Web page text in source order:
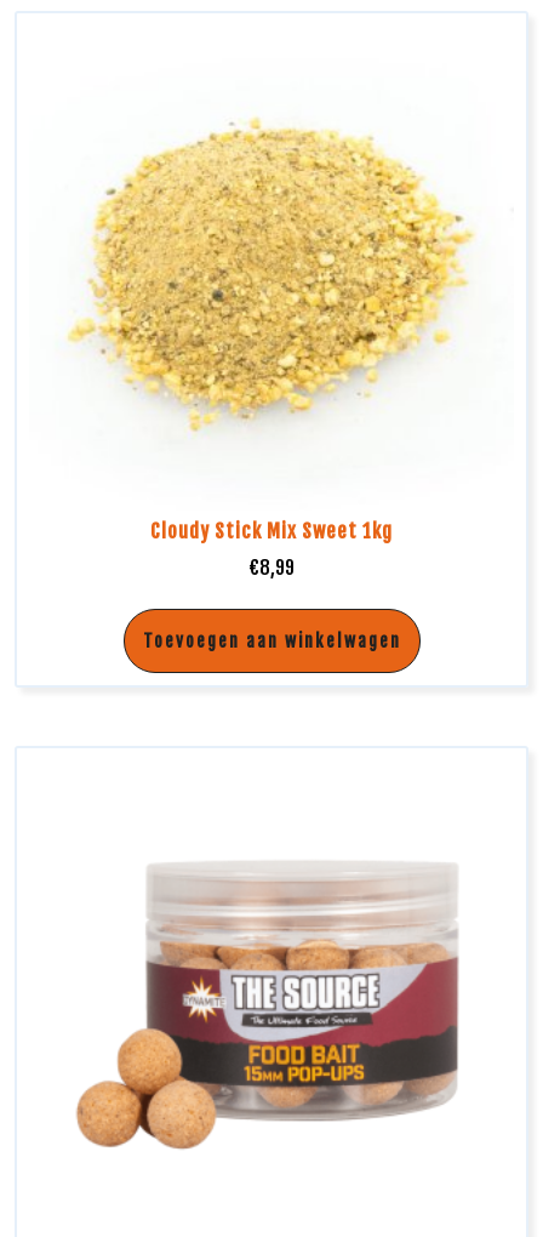
Cloudy Stick Mix Sweet 1kg
€8,99
Toevoegen aan winkelwagen